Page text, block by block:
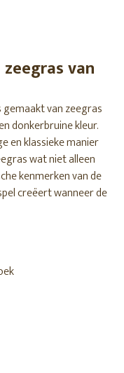
van
van zeegras
donkerbruine kleur.
en klassieke manier
wat niet alleen
kenmerken van de
creëert wanneer de